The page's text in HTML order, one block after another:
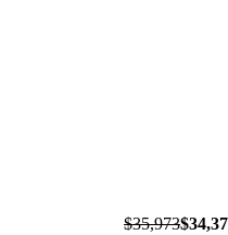
$35,973